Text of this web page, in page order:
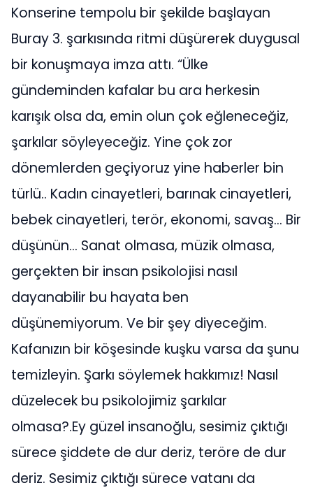
Konserine tempolu bir şekilde başlayan
Buray 3. şarkısında ritmi düşürerek duygusal
bir konuşmaya imza attı. “Ülke
gündeminden kafalar bu ara herkesin
karışık olsa da, emin olun çok eğleneceğiz,
şarkılar söyleyeceğiz. Yine çok zor
dönemlerden geçiyoruz yine haberler bin
türlü.. Kadın cinayetleri, barınak cinayetleri,
bebek cinayetleri, terör, ekonomi, savaş… Bir
düşünün… Sanat olmasa, müzik olmasa,
gerçekten bir insan psikolojisi nasıl
dayanabilir bu hayata ben
düşünemiyorum. Ve bir şey diyeceğim.
Kafanızın bir köşesinde kuşku varsa da şunu
temizleyin. Şarkı söylemek hakkımız! Nasıl
düzelecek bu psikolojimiz şarkılar
olmasa?.Ey güzel insanoğlu, sesimiz çıktığı
sürece şiddete de dur deriz, teröre de dur
deriz. Sesimiz çıktığı sürece vatanı da